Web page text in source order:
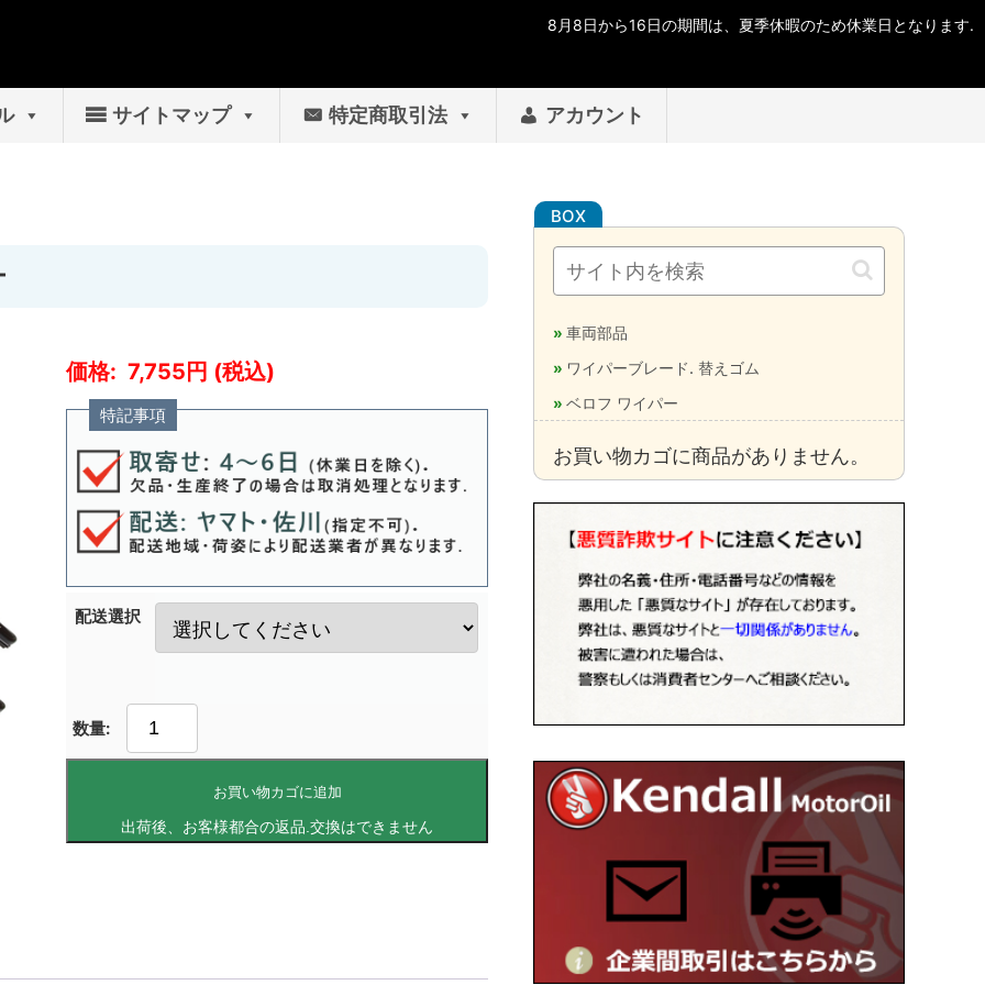
サイトマップ 特定商取引法 アカウント
7,755
特記事項
配送選択
お買い物カゴに追加
車両部品
ワイパーブレード. 替えゴム
ベロフ ワイパー
お買い物カゴに商品がありません。